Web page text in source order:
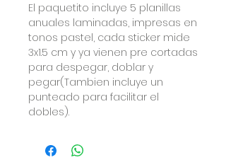
El paquetito incluye 5 planillas
anuales laminadas, impresas en
tonos pastel, cada sticker mide
3x1.5 cm y ya vienen pre cortadas
para despegar, doblar y
pegar(Tambien incluye un
punteado para facilitar el
dobles).